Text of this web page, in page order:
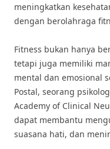
meningkatkan
dengan berolahraga
Fitness bukan hanya
tetapi juga memiliki
mental dan emosional
Postal, seorang
Academy of Clinical
dapat membantu
suasana hati, dan